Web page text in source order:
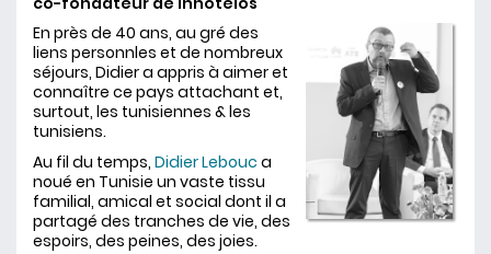
En près de 40 ans, au gré des
liens personnles et de nombreux
séjours, Didier a appris à aimer et
connaître ce pays attachant et,
surtout, les tunisiennes & les
tunisiens.
Au fil du temps, Didier Lebouc a
noué en Tunisie un vaste tissu
familial, amical et social dont il a
partagé des tranches de vie, des
espoirs, des peines, des joies.